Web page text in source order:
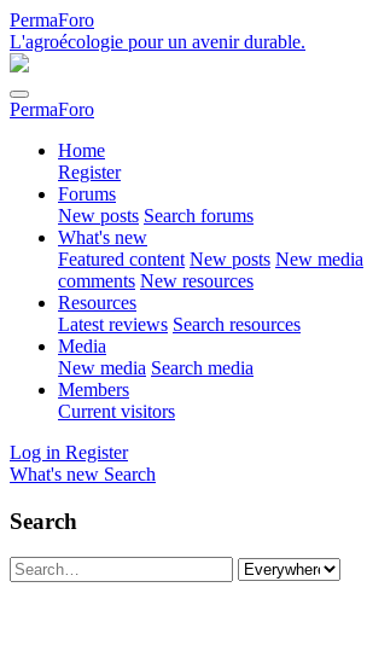
PermaForo
L'agroécologie pour un avenir durable.
PermaForo
Home
Register
Forums
New posts Search forums
What's new
Featured content New posts New media
comments New resources
Resources
Latest reviews Search resources
Media
New media Search media
Members
Current visitors
Log in Register
What's new Search
Search